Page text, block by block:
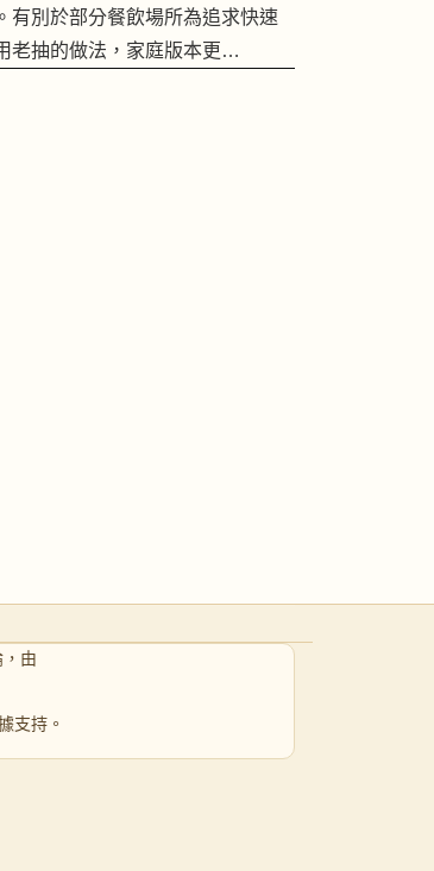
有別於部分餐飲場所為追求快速
老抽的做法，家庭版本更…
由
支持。